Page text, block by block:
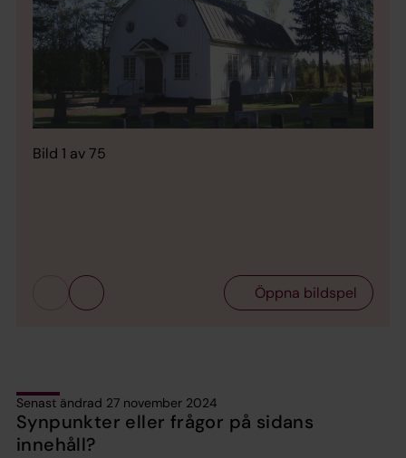
Bild 1 av 75
Öppna bildspel
Senast ändrad 27 november 2024
Synpunkter eller frågor på sidans
innehåll?